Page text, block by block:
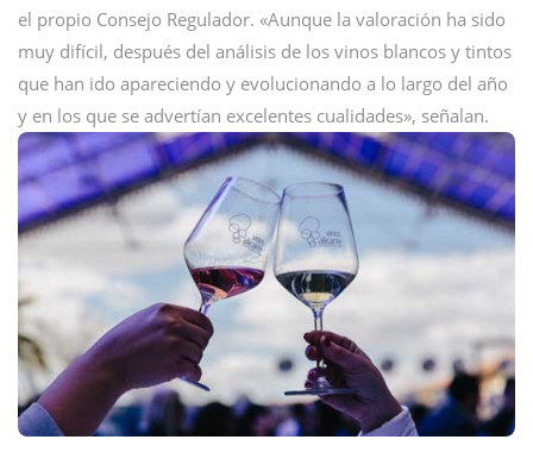
el propio Consejo Regulador. «Aunque la valoración ha sido
muy difícil, después del análisis de los vinos blancos y tintos
que han ido apareciendo y evolucionando a lo largo del año
y en los que se advertían excelentes cualidades», señalan.